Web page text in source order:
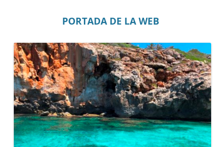
PORTADA DE LA WEB